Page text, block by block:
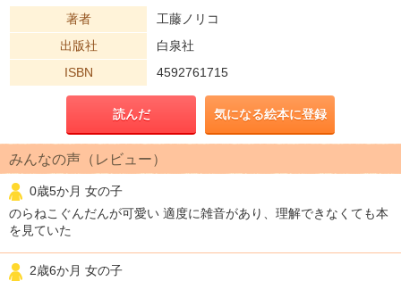
著者
工藤ノリコ
出版社
白泉社
ISBN
4592761715
読んだ 気になる絵本に登録
みんなの声（レビュー）
0歳5か月 女の子
のらねこぐんだんが可愛い 適度に雑音があり、理解できなくても本
を見ていた
2歳6か月 女の子